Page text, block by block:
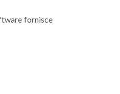
fornisce